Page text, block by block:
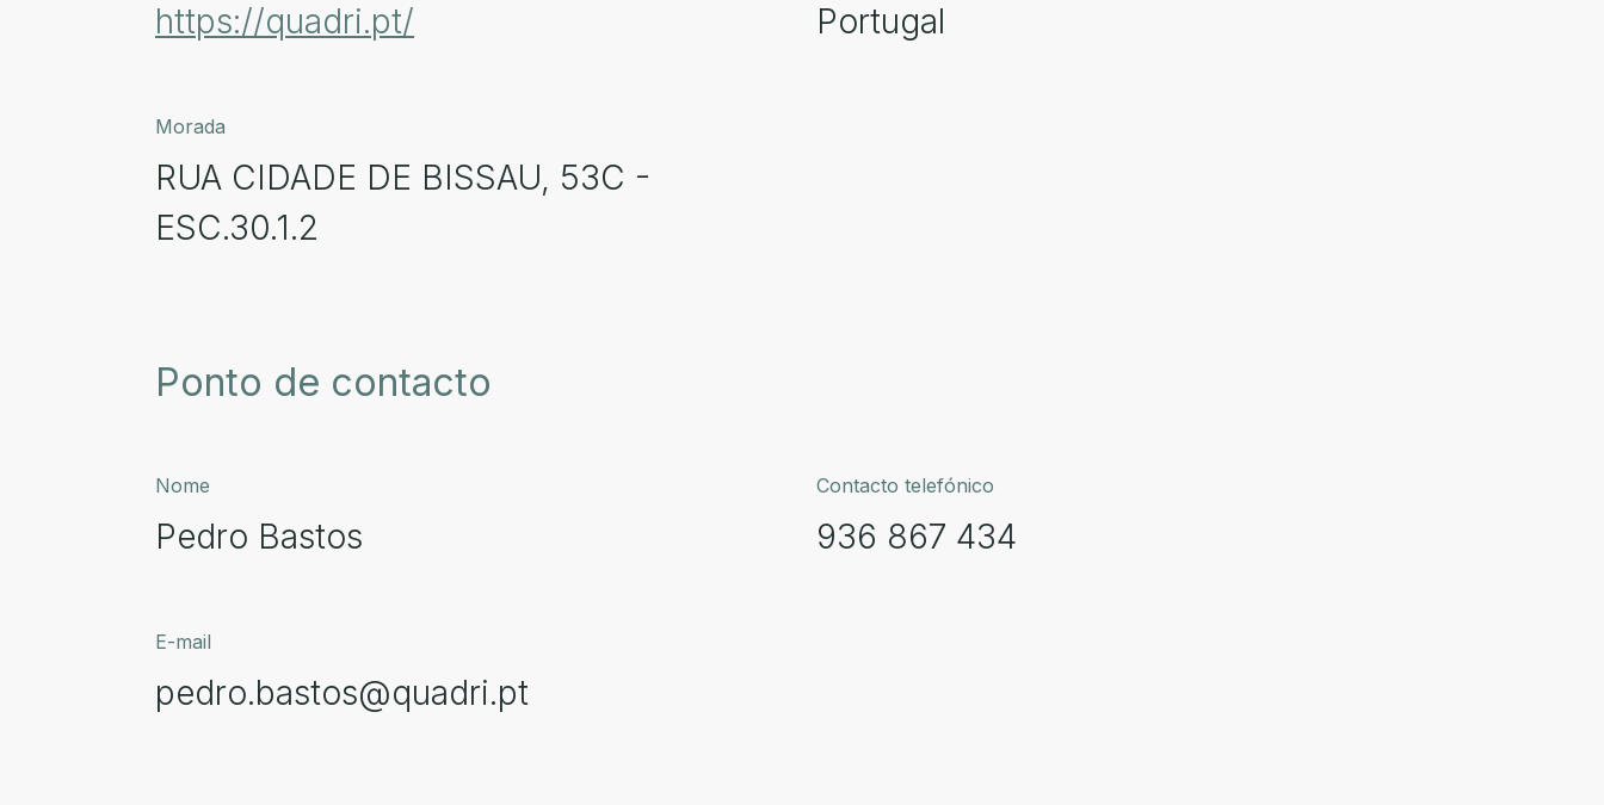
https://quadri.pt/ Portugal
Morada
RUA CIDADE DE BISSAU, 53C -
ESC.30.1.2
Ponto de contacto
Nome
Pedro Bastos
Contacto telefónico
936 867 434
E-mail
pedro.bastos@quadri.pt